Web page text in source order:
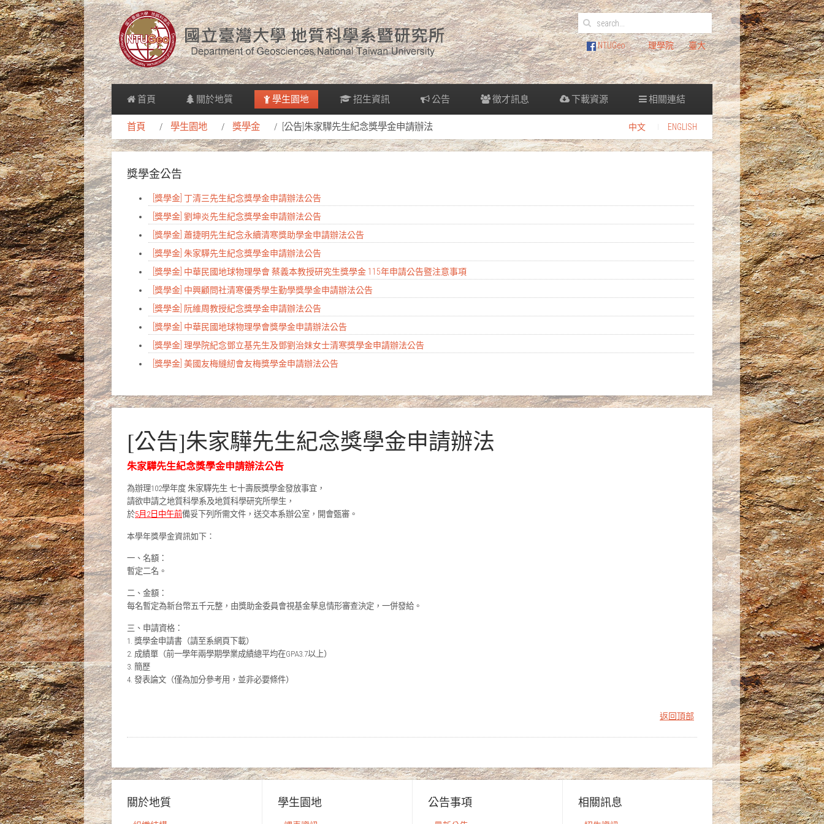
NTUGeo 理學院 臺大
首頁 關於地質 學生園地 招生資訊 公告 徵才訊息 下載資源 相關連結
首頁 學生園地 獎學金 [公告]朱家驊先生紀念獎學金申請辦法 中文 ENGLISH
獎學金公告
[獎學金] 丁清三先生紀念獎學金申請辦法公告
[獎學金] 劉坤炎先生紀念獎學金申請辦法公告
[獎學金] 蕭捷明先生紀念永續清寒獎助學金申請辦法公告
[獎學金] 朱家驊先生紀念獎學金申請辦法公告
[獎學金] 中華民國地球物理學會 蔡義本教授研究生獎學金 115年申請公告暨注意事項
[獎學金] 中興顧問社清寒優秀學生勤學獎學金申請辦法公告
[獎學金] 阮維周教授紀念獎學金申請辦法公告
[獎學金] 中華民國地球物理學會獎學金申請辦法公告
[獎學金] 理學院紀念鄧立基先生及鄧劉治妹女士清寒獎學金申請辦法公告
[獎學金] 美國友梅縫紉會友梅獎學金申請辦法公告
[公告]朱家驊先生紀念獎學金申請辦法
朱家驊先生紀念獎學金申請辦法公告
為辦理102學年度 朱家驊先生 七十壽辰獎學金發放事宜，
請欲申請之地質科學系及地質科學研究所學生，
於5月2日中午前備妥下列所需文件，送交本系辦公室，開會甄審。
本學年獎學金資訊如下：
一、名額：
暫定二名。
二、金額：
每名暫定為新台幣五千元整，由獎助金委員會視基金孳息情形審查決定，一併發給。
三、申請資格：
1. 獎學金申請書（請至系網頁下載）
2. 成績單（前一學年兩學期學業成績總平均在GPA3.7以上）
3. 簡歷
4. 發表論文（僅為加分參考用，並非必要條件）
返回頂部
關於地質 學生園地 公告事項 相關訊息